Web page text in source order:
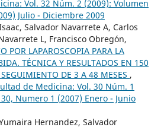
Vol. 32 Núm. 2 (2009): Volumen
Julio - Diciembre 2009
Salvador Navarrete A, Carlos
L, Francisco Obregón,
POR LAPAROSCOPIA PARA LA
TÉCNICA Y RESULTADOS EN 150
DE 3 A 48 MESES ,
de Medicina: Vol. 30 Núm. 1
Numero 1 (2007) Enero - Junio
Hernandez, Salvador